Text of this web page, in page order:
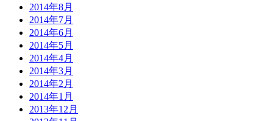
2014年8月
2014年7月
2014年6月
2014年5月
2014年4月
2014年3月
2014年2月
2014年1月
2013年12月